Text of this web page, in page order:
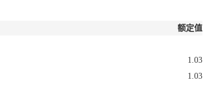
额定值
1.03
1.03